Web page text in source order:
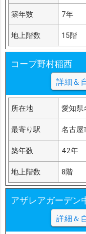
築年数 7年
地上階数 15階
コープ野村稲西
詳細＆
所在地 愛知県
最寄り駅 名古屋
築年数 42年
地上階数 8階
アザレアガーデン
詳細＆